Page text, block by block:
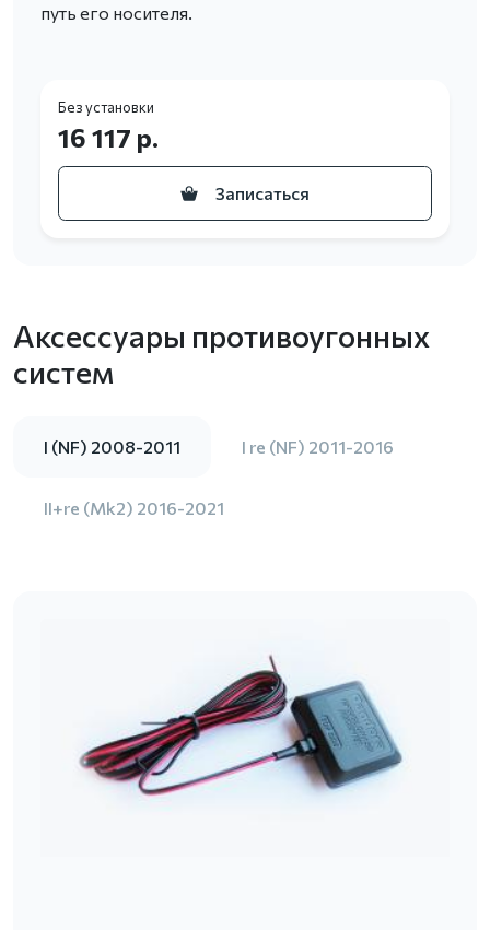
путь его носителя.
Без установки
16 117 р.
Записаться
Аксессуары противоугонных
систем
I (NF) 2008-2011 I re (NF) 2011-2016
II+re (Mk2) 2016-2021